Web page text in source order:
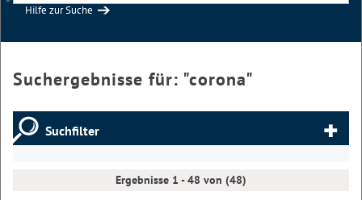
Hilfe zur Suche
Suchergebnisse für: "corona"
Suchfilter
Ergebnisse 1 - 48 von (48)